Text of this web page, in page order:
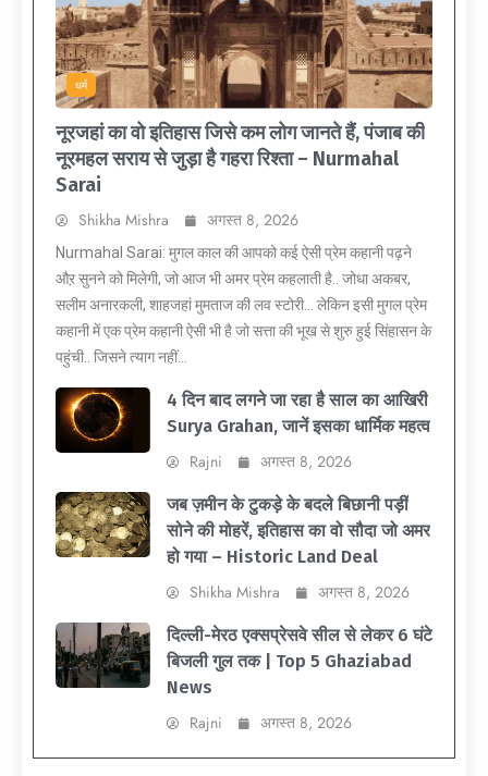
धर्म
नूरजहां का वो इतिहास जिसे कम लोग जानते हैं, पंजाब की
नूरमहल सराय से जुड़ा है गहरा रिश्ता – Nurmahal
Sarai
Shikha Mishra अगस्त 8, 2026
Nurmahal Sarai: मुगल काल की आपको कई ऐसी प्रेम कहानी पढ़ने
औऱ सुनने को मिलेगी, जो आज भी अमर प्रेम कहलाती है.. जोधा अकबर,
सलीम अनारकली, शाहजहां मुमताज की लव स्टोरी… लेकिन इसी मुगल प्रेम
कहानी में एक प्रेम कहानी ऐसी भी है जो सत्ता की भूख से शुरु हुई सिंहासन के
पहुंची.. जिसने त्याग नहीं...
4 दिन बाद लगने जा रहा है साल का आखिरी
Surya Grahan, जानें इसका धार्मिक महत्व
Rajni अगस्त 8, 2026
जब ज़मीन के टुकड़े के बदले बिछानी पड़ीं
सोने की मोहरें, इतिहास का वो सौदा जो अमर
हो गया – Historic Land Deal
Shikha Mishra अगस्त 8, 2026
दिल्ली-मेरठ एक्सप्रेसवे सील से लेकर 6 घंटे
बिजली गुल तक | Top 5 Ghaziabad
News
Rajni अगस्त 8, 2026